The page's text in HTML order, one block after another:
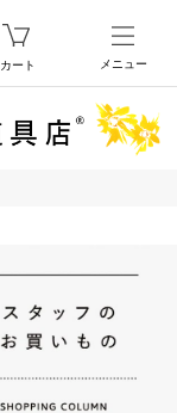
カート メニュー